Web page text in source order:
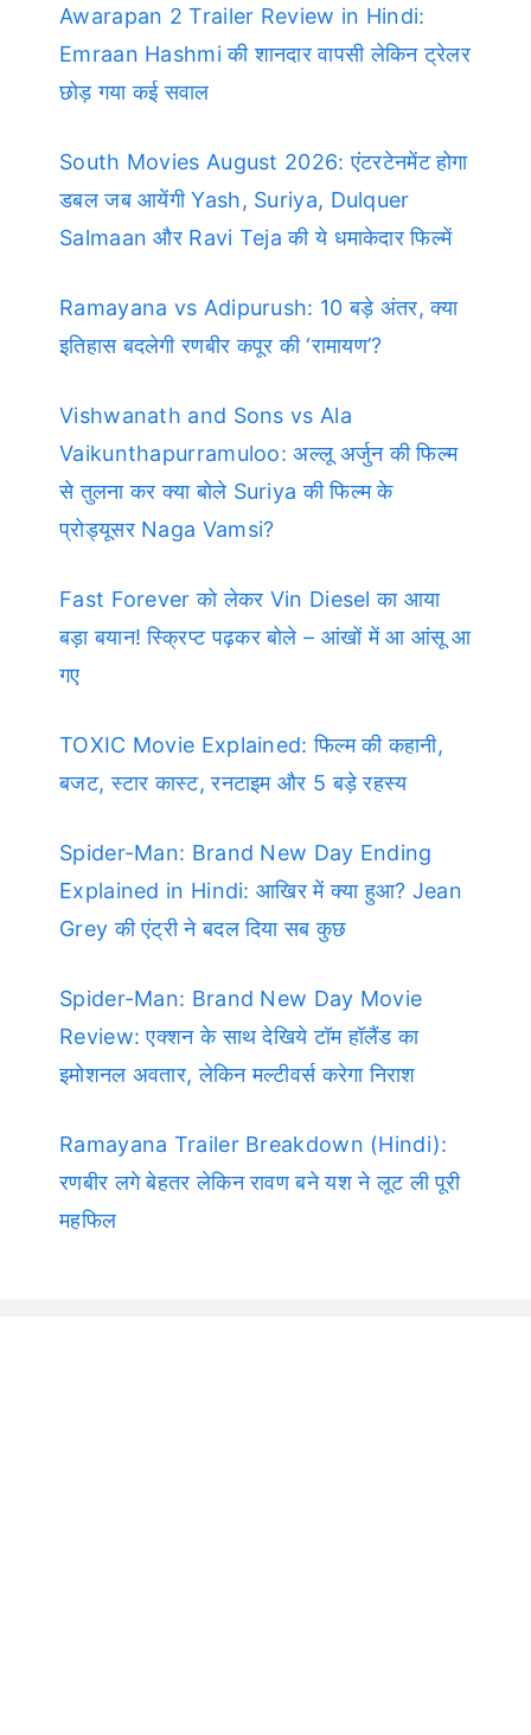
Awarapan 2 Trailer Review in Hindi:
Emraan Hashmi की शानदार वापसी लेकिन ट्रेलर
छोड़ गया कई सवाल
South Movies August 2026: एंटरटेनमेंट होगा
डबल जब आयेंगी Yash, Suriya, Dulquer
Salmaan और Ravi Teja की ये धमाकेदार फिल्में
Ramayana vs Adipurush: 10 बड़े अंतर, क्या
इतिहास बदलेगी रणबीर कपूर की ‘रामायण’?
Vishwanath and Sons vs Ala
Vaikunthapurramuloo: अल्लू अर्जुन की फिल्म
से तुलना कर क्या बोले Suriya की फिल्म के
प्रोड्यूसर Naga Vamsi?
Fast Forever को लेकर Vin Diesel का आया
बड़ा बयान! स्क्रिप्ट पढ़कर बोले – आंखों में आ आंसू आ
गए
TOXIC Movie Explained: फिल्म की कहानी,
बजट, स्टार कास्ट, रनटाइम और 5 बड़े रहस्य
Spider-Man: Brand New Day Ending
Explained in Hindi: आखिर में क्या हुआ? Jean
Grey की एंट्री ने बदल दिया सब कुछ
Spider-Man: Brand New Day Movie
Review: एक्शन के साथ देखिये टॉम हॉलैंड का
इमोशनल अवतार, लेकिन मल्टीवर्स करेगा निराश
Ramayana Trailer Breakdown (Hindi):
रणबीर लगे बेहतर लेकिन रावण बने यश ने लूट ली पूरी
महफिल